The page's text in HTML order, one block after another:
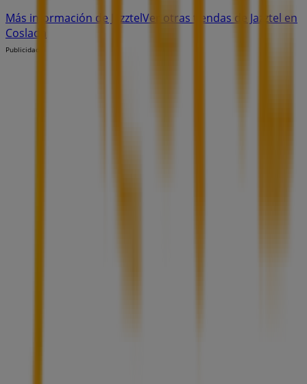
Más información de JazztelVer otras tiendas de Jazztel en
Coslada
Publicidad